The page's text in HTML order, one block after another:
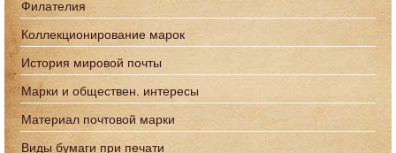
Филателия
Коллекционирование марок
История мировой почты
Марки и обществен. интересы
Материал почтовой марки
Виды бумаги при печати